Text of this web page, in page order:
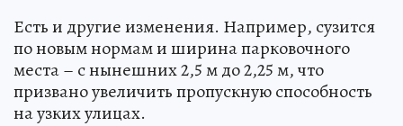
Есть и другие изменения. Например, сузится
по новым нормам и ширина парковочного
места – с нынешних 2,5 м до 2,25 м, что
призвано увеличить пропускную способность
на узких улицах.